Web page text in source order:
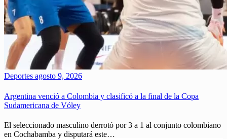
Deportes agosto 9, 2026
Argentina venció a Colombia y clasificó a la final de la Copa
Sudamericana de Vóley
El seleccionado masculino derrotó por 3 a 1 al conjunto colombiano
en Cochabamba y disputará este…